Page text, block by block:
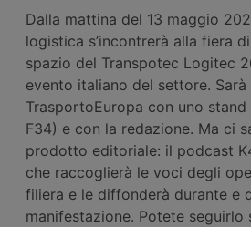
Dalla mattina del 13 maggio
logistica s’incontrerà alla fiera
spazio del Transpotec Logitec
evento italiano del settore. Sarà
TrasportoEuropa con uno
F34) e con la redazione. Ma ci
prodotto editoriale: il podcast
che raccoglierà le voci degli
filiera e le diffonderà durante e
manifestazione. Potete seguirlo